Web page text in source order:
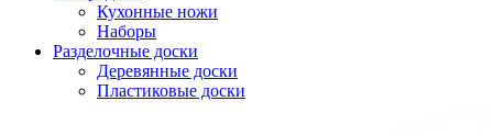
Кухонные ножи
Наборы
Разделочные доски
Деревянные доски
Пластиковые доски